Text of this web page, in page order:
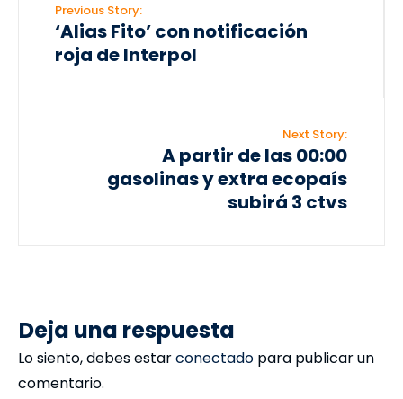
Previous Story:
‘Alias Fito’ con notificación
roja de Interpol
Next Story:
A partir de las 00:00
gasolinas y extra ecopaís
subirá 3 ctvs
Deja una respuesta
Lo siento, debes estarconectado para publicar un
comentario.